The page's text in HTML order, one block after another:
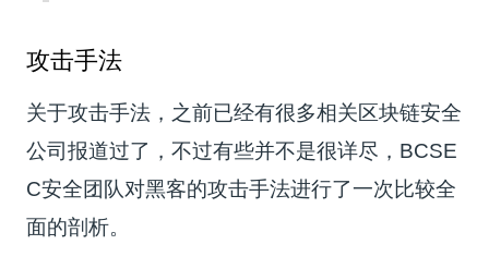
攻击手法
关于攻击手法，之前已经有很多相关区块链安全
公司报道过了，不过有些并不是很详尽，BCSE
C安全团队对黑客的攻击手法进行了一次比较全
面的剖析。